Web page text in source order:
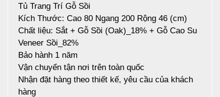
Tủ Trang Trí Gỗ Sồi
Kích Thước: Cao 80 Ngang 200 Rộng 46 (cm)
Chất liệu: Sắt + Gỗ Sồi (Oak)_18% + Gỗ Cao Su
Veneer Sồi_82%
Bảo hành 1 năm
Vận chuyển tận nơi trên toàn quốc
Nhận đặt hàng theo thiết kế, yêu cầu của khách
hàng